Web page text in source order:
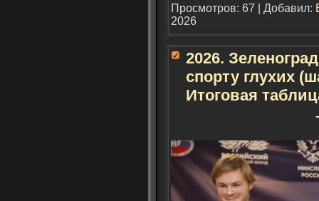
Просмотров: 67 | Добавил:
2026
2026.
спорту глухих
Итоговая